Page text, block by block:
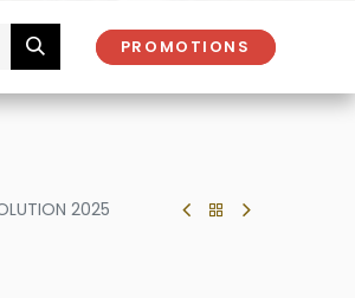
PROMOTIONS
2025